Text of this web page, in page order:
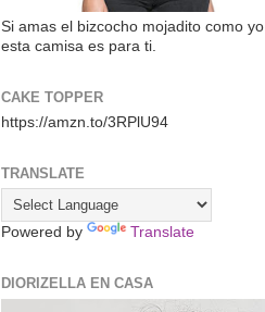
Si amas el bizcocho mojadito como yo
esta camisa es para ti.
CAKE TOPPER
https://amzn.to/3RPlU94
TRANSLATE
Powered by Translate
DIORIZELLA EN CASA